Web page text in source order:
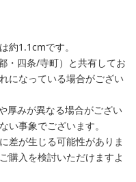
約1.1cmです。
・四条/寺町）と共有してお
になっている場合がござい
厚みが異なる場合がござい
い事象でございます。
差が生じる可能性がありま
購入を検討いただけますよ